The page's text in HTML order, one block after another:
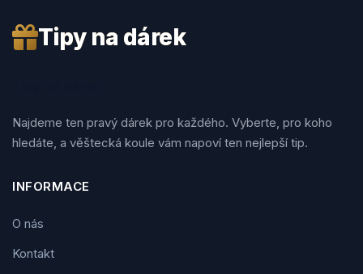
Tipy na dárek
Najdeme ten pravý dárek pro každého. Vyberte, pro koho
hledáte, a věštecká koule vám napoví ten nejlepší tip.
INFORMACE
O nás
Kontakt